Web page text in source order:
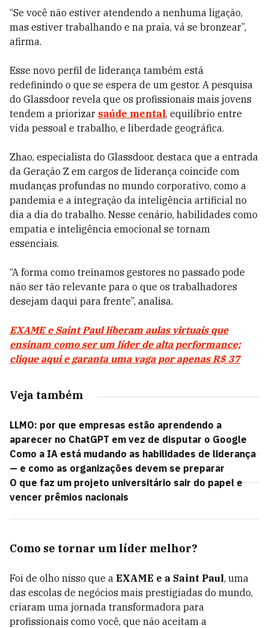
“Se você não estiver atendendo a nenhuma ligação,
mas estiver trabalhando e na praia, vá se bronzear”,
afirma.
Esse novo perfil de liderança também está
redefinindo o que se espera de um gestor. A pesquisa
do Glassdoor revela que os profissionais mais jovens
tendem a priorizar saúde mental, equilíbrio entre
vida pessoal e trabalho, e liberdade geográfica.
Zhao, especialista do Glassdoor, destaca que a entrada
da Geração Z em cargos de liderança coincide com
mudanças profundas no mundo corporativo, como a
pandemia e a integração da inteligência artificial no
dia a dia do trabalho. Nesse cenário, habilidades como
empatia e inteligência emocional se tornam
essenciais.
“A forma como treinamos gestores no passado pode
não ser tão relevante para o que os trabalhadores
desejam daqui para frente”, analisa.
EXAME e Saint Paul liberam aulas virtuais que
ensinam como ser um líder de alta performance;
clique aqui e garanta uma vaga por apenas R$ 37
Veja também
LLMO: por que empresas estão aprendendo a
aparecer no ChatGPT em vez de disputar o Google
Como a IA está mudando as habilidades de liderança
— e como as organizações devem se preparar
O que faz um projeto universitário sair do papel e
vencer prêmios nacionais
Como se tornar um líder melhor?
Foi de olho nisso que a EXAME e a Saint Paul, uma
das escolas de negócios mais prestigiadas do mundo,
criaram uma jornada transformadora para
profissionais como você, que não aceitam a